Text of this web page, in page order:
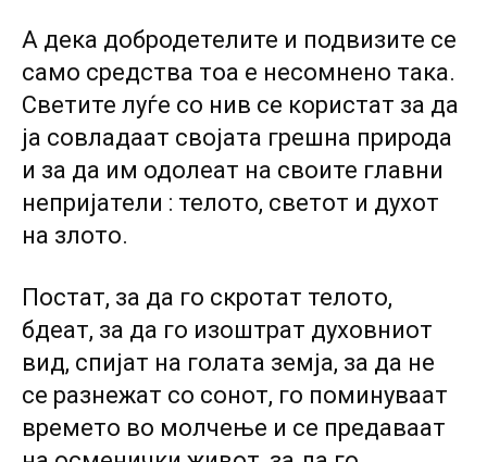
А дека добродетелите и подвизите се
само средства тоа е несомнено така.
Светите луѓе со нив се користат за да
ја совладаат својата грешна природа
и за да им одолеат на своите главни
непријатели : телото, светот и духот
на злото.
Постат, за да го скротат телото,
бдеат, за да го изоштрат духовниот
вид, спијат на голата земја, за да не
се разнежат со сонот, го поминуваат
времето во молчење и се предаваат